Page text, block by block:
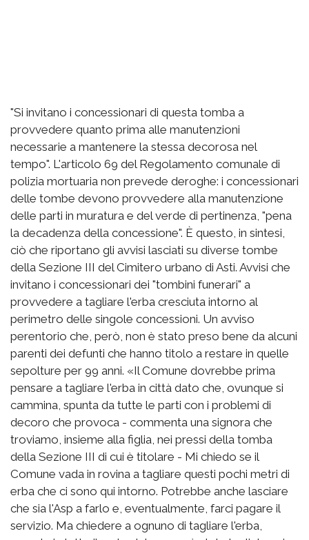
"Si invitano i concessionari di questa tomba a
provvedere quanto prima alle manutenzioni
necessarie a mantenere la stessa decorosa nel
tempo". L'articolo 69 del Regolamento comunale di
polizia mortuaria non prevede deroghe: i concessionari
delle tombe devono provvedere alla manutenzione
delle parti in muratura e del verde di pertinenza, "pena
la decadenza della concessione". È questo, in sintesi,
ciò che riportano gli avvisi lasciati su diverse tombe
della Sezione III del Cimitero urbano di Asti. Avvisi che
invitano i concessionari dei "tombini funerari" a
provvedere a tagliare l'erba cresciuta intorno al
perimetro delle singole concessioni. Un avviso
perentorio che, però, non è stato preso bene da alcuni
parenti dei defunti che hanno titolo a restare in quelle
sepolture per 99 anni. «Il Comune dovrebbe prima
pensare a tagliare l'erba in città dato che, ovunque si
cammina, spunta da tutte le parti con i problemi di
decoro che provoca - commenta una signora che
troviamo, insieme alla figlia, nei pressi della tomba
della Sezione III di cui è titolare - Mi chiedo se il
Comune vada in rovina a tagliare questi pochi metri di
erba che ci sono qui intorno. Potrebbe anche lasciare
che sia l'Asp a farlo e, eventualmente, farci pagare il
servizio. Ma chiedere a ognuno di tagliare l'erba,